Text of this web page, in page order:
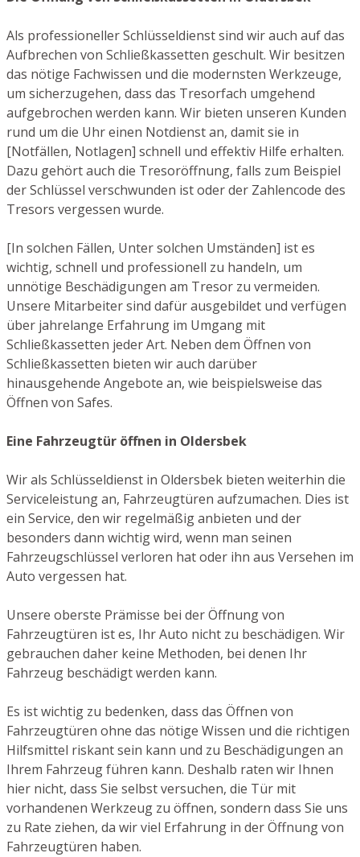
Als professioneller Schlüsseldienst sind wir auch auf das
Aufbrechen von Schließkassetten geschult. Wir besitzen
das nötige Fachwissen und die modernsten Werkzeuge,
um sicherzugehen, dass das Tresorfach umgehend
aufgebrochen werden kann. Wir bieten unseren Kunden
rund um die Uhr einen Notdienst an, damit sie in
[Notfällen, Notlagen] schnell und effektiv Hilfe erhalten.
Dazu gehört auch die Tresoröffnung, falls zum Beispiel
der Schlüssel verschwunden ist oder der Zahlencode des
Tresors vergessen wurde.
[In solchen Fällen, Unter solchen Umständen] ist es
wichtig, schnell und professionell zu handeln, um
unnötige Beschädigungen am Tresor zu vermeiden.
Unsere Mitarbeiter sind dafür ausgebildet und verfügen
über jahrelange Erfahrung im Umgang mit
Schließkassetten jeder Art. Neben dem Öffnen von
Schließkassetten bieten wir auch darüber
hinausgehende Angebote an, wie beispielsweise das
Öffnen von Safes.
Eine Fahrzeugtür öffnen in Oldersbek
Wir als Schlüsseldienst in Oldersbek bieten weiterhin die
Serviceleistung an, Fahrzeugtüren aufzumachen. Dies ist
ein Service, den wir regelmäßig anbieten und der
besonders dann wichtig wird, wenn man seinen
Fahrzeugschlüssel verloren hat oder ihn aus Versehen im
Auto vergessen hat.
Unsere oberste Prämisse bei der Öffnung von
Fahrzeugtüren ist es, Ihr Auto nicht zu beschädigen. Wir
gebrauchen daher keine Methoden, bei denen Ihr
Fahrzeug beschädigt werden kann.
Es ist wichtig zu bedenken, dass das Öffnen von
Fahrzeugtüren ohne das nötige Wissen und die richtigen
Hilfsmittel riskant sein kann und zu Beschädigungen an
Ihrem Fahrzeug führen kann. Deshalb raten wir Ihnen
hier nicht, dass Sie selbst versuchen, die Tür mit
vorhandenen Werkzeug zu öffnen, sondern dass Sie uns
zu Rate ziehen, da wir viel Erfahrung in der Öffnung von
Fahrzeugtüren haben.